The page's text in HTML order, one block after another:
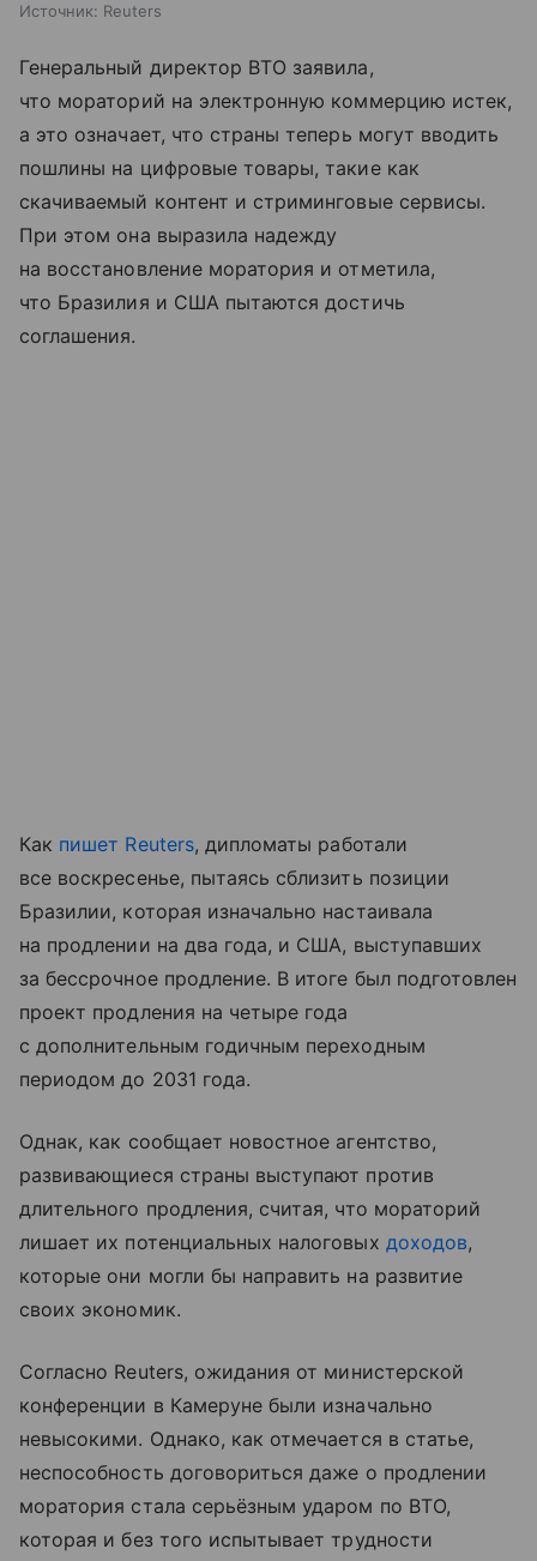
Источник: Reuters
Генеральный директор ВТО заявила,
что мораторий на электронную коммерцию истек,
а это означает, что страны теперь могут вводить
пошлины на цифровые товары, такие как
скачиваемый контент и стриминговые сервисы.
При этом она выразила надежду
на восстановление моратория и отметила,
что Бразилия и США пытаются достичь
соглашения.
Как пишет Reuters, дипломаты работали
все воскресенье, пытаясь сблизить позиции
Бразилии, которая изначально настаивала
на продлении на два года, и США, выступавших
за бессрочное продление. В итоге был подготовлен
проект продления на четыре года
с дополнительным годичным переходным
периодом до 2031 года.
Однак, как сообщает новостное агентство,
развивающиеся страны выступают против
длительного продления, считая, что мораторий
лишает их потенциальных налоговых доходов,
которые они могли бы направить на развитие
своих экономик.
Согласно Reuters, ожидания от министерской
конференции в Камеруне были изначально
невысокими. Однако, как отмечается в статье,
неспособность договориться даже о продлении
моратория стала серьёзным ударом по ВТО,
которая и без того испытывает трудности